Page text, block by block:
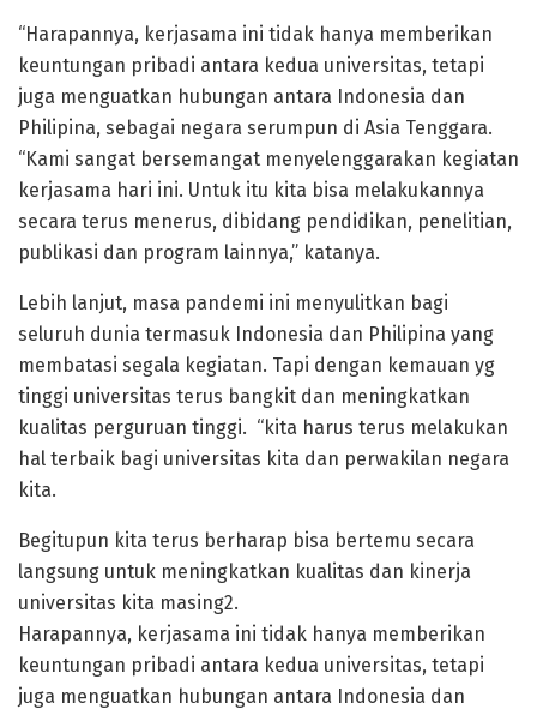
“Harapannya, kerjasama ini tidak hanya memberikan
keuntungan pribadi antara kedua universitas, tetapi
juga menguatkan hubungan antara Indonesia dan
Philipina, sebagai negara serumpun di Asia Tenggara.
“Kami sangat bersemangat menyelenggarakan kegiatan
kerjasama hari ini. Untuk itu kita bisa melakukannya
secara terus menerus, dibidang pendidikan, penelitian,
publikasi dan program lainnya,” katanya.
Lebih lanjut, masa pandemi ini menyulitkan bagi
seluruh dunia termasuk Indonesia dan Philipina yang
membatasi segala kegiatan. Tapi dengan kemauan yg
tinggi universitas terus bangkit dan meningkatkan
kualitas perguruan tinggi. “kita harus terus melakukan
hal terbaik bagi universitas kita dan perwakilan negara
kita.
Begitupun kita terus berharap bisa bertemu secara
langsung untuk meningkatkan kualitas dan kinerja
universitas kita masing2.
Harapannya, kerjasama ini tidak hanya memberikan
keuntungan pribadi antara kedua universitas, tetapi
juga menguatkan hubungan antara Indonesia dan